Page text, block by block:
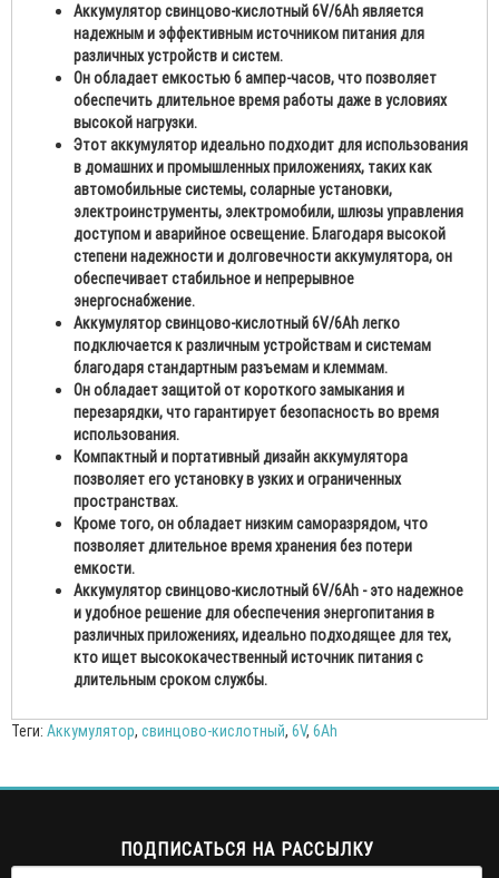
Аккумулятор свинцово-кислотный 6V/6Ah является
надежным и эффективным источником питания для
различных устройств и систем.
Он обладает емкостью 6 ампер-часов, что позволяет
обеспечить длительное время работы даже в условиях
высокой нагрузки.
Этот аккумулятор идеально подходит для использования
в домашних и промышленных приложениях, таких как
автомобильные системы, соларные установки,
электроинструменты, электромобили, шлюзы управления
доступом и аварийное освещение. Благодаря высокой
степени надежности и долговечности аккумулятора, он
обеспечивает стабильное и непрерывное
энергоснабжение.
Аккумулятор свинцово-кислотный 6V/6Ah легко
подключается к различным устройствам и системам
благодаря стандартным разъемам и клеммам.
Он обладает защитой от короткого замыкания и
перезарядки, что гарантирует безопасность во время
использования.
Компактный и портативный дизайн аккумулятора
позволяет его установку в узких и ограниченных
пространствах.
Кроме того, он обладает низким саморазрядом, что
позволяет длительное время хранения без потери
емкости.
Аккумулятор свинцово-кислотный 6V/6Ah - это надежное
и удобное решение для обеспечения энергопитания в
различных приложениях, идеально подходящее для тех,
кто ищет высококачественный источник питания с
длительным сроком службы.
Теги: Аккумулятор, свинцово-кислотный, 6V, 6Ah
ПОДПИСАТЬСЯ НА РАССЫЛКУ